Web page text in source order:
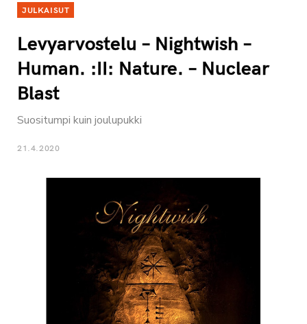
JULKAISUT
Levyarvostelu – Nightwish –
Human. :II: Nature. – Nuclear
Blast
Suositumpi kuin joulupukki
21.4.2020